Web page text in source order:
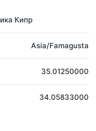
Кипр
Asia/Famagusta
35.01250000
34.05833000